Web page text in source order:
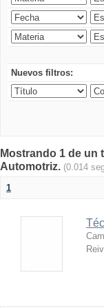
Nuevos filtros:
Mostrando 1 de un
Automotriz. (0.014
1